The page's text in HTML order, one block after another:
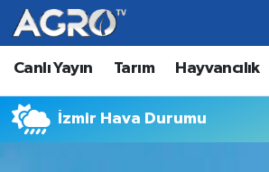
Canlı Yayın Tarım Hayvancılık
İzmir Hava Durumu
Hava Durumu
Trafik Durumu